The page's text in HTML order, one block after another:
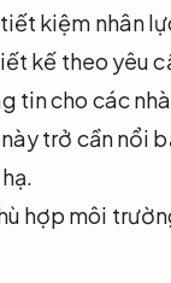
kiệm nhân
kế theo yêu
tin cho các
trở cần nổi
hợp môi